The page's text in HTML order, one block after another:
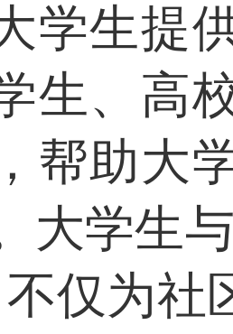
学生提
生、高
帮助大
大学生
不仅为社